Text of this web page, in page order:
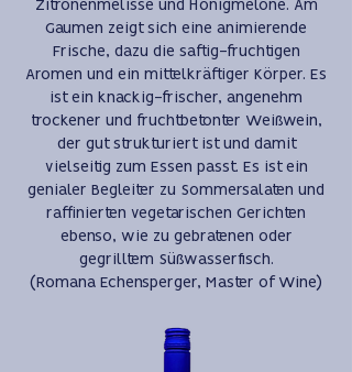
Zitronenmelisse und Honigmelone. Am
Gaumen zeigt sich eine animierende
Frische, dazu die saftig-fruchtigen
Aromen und ein mittelkräftiger Körper. Es
ist ein knackig-frischer, angenehm
trockener und fruchtbetonter Weißwein,
der gut strukturiert ist und damit
vielseitig zum Essen passt. Es ist ein
genialer Begleiter zu Sommersalaten und
raffinierten vegetarischen Gerichten
ebenso, wie zu gebratenen oder
gegrilltem Süßwasserfisch.
(Romana Echensperger, Master of Wine)